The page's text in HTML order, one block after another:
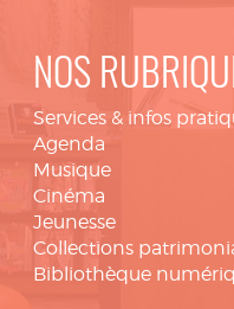
NOS
Services & infos
Agenda
Musique
Cinéma
Jeunesse
Collections
Bibliothèque